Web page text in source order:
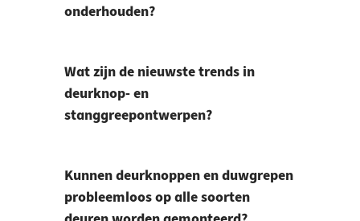
onderhouden?
Wat zijn de nieuwste trends in
deurknop- en
stanggreepontwerpen?
Kunnen deurknoppen en duwgrepen
probleemloos op alle soorten